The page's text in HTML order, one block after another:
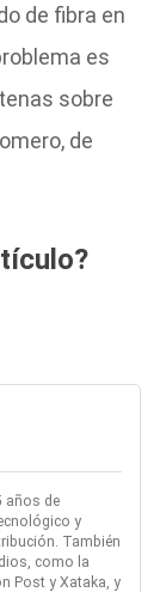
de fibra en
es
sobre
de
años de
y
También
como la
Post y Xataka, y